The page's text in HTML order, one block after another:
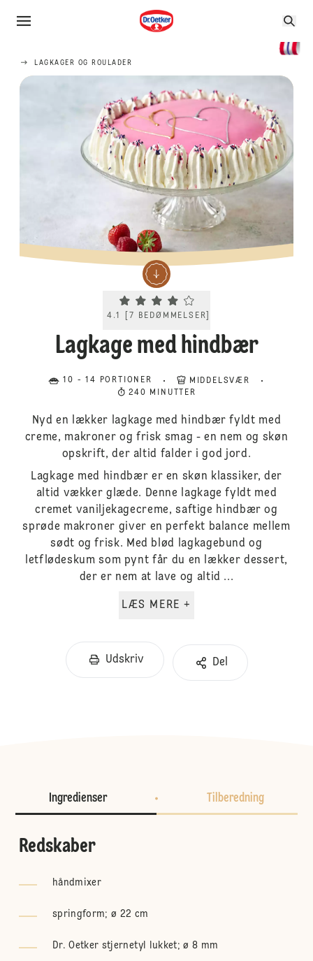
LAGKAGER OG ROULADER
Current rating 4.1. Click to rate.
4.1 7 BEDØMMELSER
Lagkage med hindbær
10 - 14 PORTIONER
MIDDELSVÆR
240 MINUTTER
Nyd en lækker lagkage med hindbær fyldt med
creme, makroner og frisk smag - en nem og skøn
opskrift, der altid falder i god jord.
Lagkage med hindbær er en skøn klassiker, der
altid vækker glæde. Denne lagkage fyldt med
cremet vaniljekagecreme, saftige hindbær og
sprøde makroner giver en perfekt balance mellem
sødt og frisk. Med blød lagkagebund og
letflødeskum som pynt får du en lækker dessert,
der er nem at lave og altid ...
LÆS MERE +
Udskriv Del
Ingredienser Tilberedning
Redskaber
håndmixer
springform; ø 22 cm
Dr. Oetker stjernetyl lukket; ø 8 mm